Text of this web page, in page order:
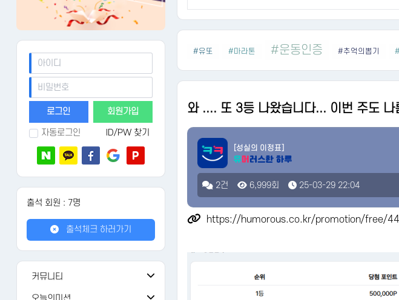
회원가입
자동로그인 ID/PW 찾기
출석 회원 : 7명
출석체크 하러가기
커뮤니티
공지사항
#유또 #마라톤 #운동인증 #추억의뽑기
와 .... 또 3등 나왔습니다... 이번 주도 나
[성실의 이정표]
2건 6,999회 25-03-29 22:04
https://humorous.co.kr/promotion/free/